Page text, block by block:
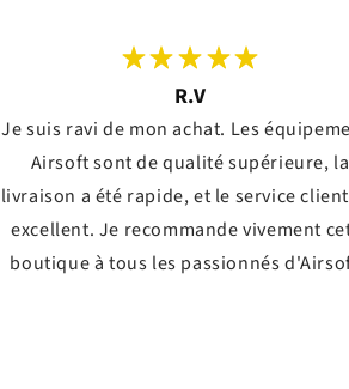
R.V
Je suis ravi de mon achat. Les
Airsoft sont de qualité supérieure, la
livraison a été rapide, et le service
excellent. Je recommande vivement
boutique à tous les passionnés